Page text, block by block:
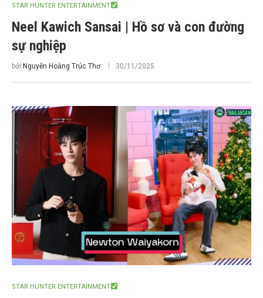
STAR HUNTER ENTERTAINMENT
Neel Kawich Sansai | Hồ sơ và con đường
sự nghiệp
bởi Nguyễn Hoàng Trúc Thơ 30/11/2025
STAR HUNTER ENTERTAINMENT